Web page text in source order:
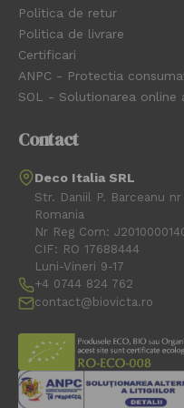
Politica de retur
Politica de livrare
Certificari
ANPC - Protectia
SOL - Solutionarea online
Contact
Deco Italia SRL
Str. Daniil P. Barceanu
Romania
Nr Reg Com:
CIF: RO 17688444
Luni-Vineri 9-17
+4 0744 824 762
contact@biovicta.ro